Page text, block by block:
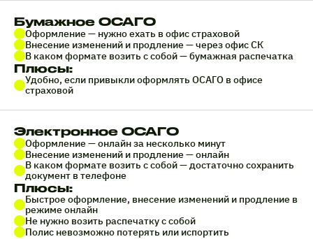
Бумажное ОСАГО
Оформление — нужно ехать в офис страховой
Внесение изменений и продление — через офис СК
В каком формате возить с собой — бумажная распечатка
Плюсы:
Удобно, если привыкли оформлять ОСАГО в офисе
страховой
Электронное ОСАГО
Оформление — онлайн за несколько минут
Внесение изменений и продление — онлайн
В каком формате возить с собой — достаточно сохранить
документ в телефоне
Плюсы:
Быстрое оформление, внесение изменений и продление в
режиме онлайн
Не нужно возить распечатку с собой
Полис невозможно потерять или испортить